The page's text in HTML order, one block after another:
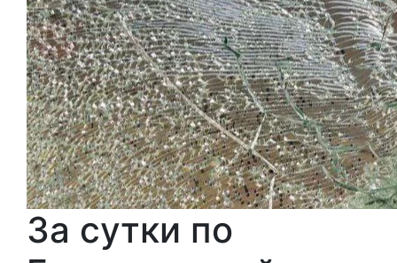
За сутки по